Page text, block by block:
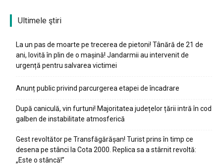
Ultimele ştiri
La un pas de moarte pe trecerea de pietoni! Tânără de 21 de
ani, lovită în plin de o mașină! Jandarmii au intervenit de
urgență pentru salvarea victimei
Anunț public privind parcurgerea etapei de încadrare
După caniculă, vin furtuni! Majoritatea județelor țării intră în cod
galben de instabilitate atmosferică
Gest revoltător pe Transfăgărășan! Turist prins în timp ce
desena pe stânci la Cota 2000. Replica sa a stârnit revoltă:
„Este o stâncă!”